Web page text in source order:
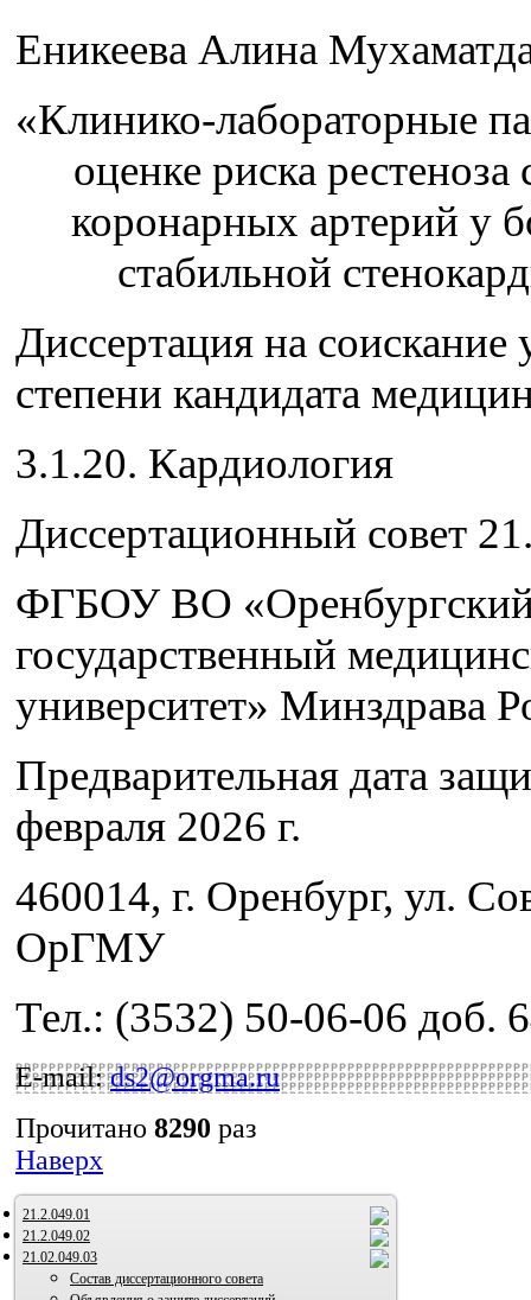
Еникеева Алина
«Клинико-лабораторные
оценке риска рестеноза
коронарных артерий у
стабильной
Диссертация на соискание
степени кандидата
3.1.20. Кардиология
Диссертационный совет
ФГБОУ ВО
государственный
университет» Минздрава
Предварительная дата
февраля 2026 г.
460014, г. Оренбург, ул.
ОрГМУ
Тел.: (3532) 50-06-06 доб.
E-mail:ds2@orgma.ru
Прочитано 8290 раз
Наверх
21.2.049.01
21.2.049.02
21.02.049.03
Состав диссертационного совета